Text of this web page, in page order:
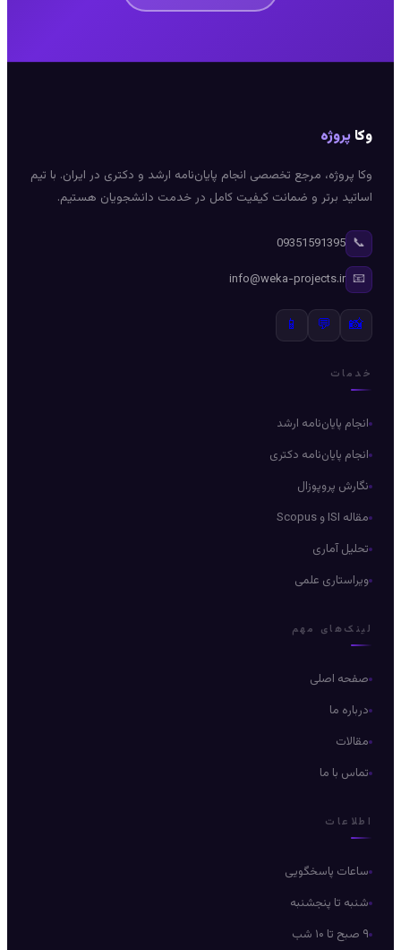
وکا پروژه
وکا پروژه، مرجع تخصصی انجام پایان‌نامه ارشد و دکتری در ایران. با تیم
اساتید برتر و ضمانت کیفیت کامل در خدمت دانشجویان هستیم.
📞
09351591395
📧
info@weka-projects.ir
📸
💬
📱
خدمات
انجام پایان‌نامه ارشد
انجام پایان‌نامه دکتری
نگارش پروپوزال
مقاله ISI و Scopus
تحلیل آماری
ویراستاری علمی
لینک‌های مهم
صفحه اصلی
درباره ما
مقالات
تماس با ما
اطلاعات
ساعات پاسخگویی
شنبه تا پنجشنبه
۹ صبح تا ۱۰ شب